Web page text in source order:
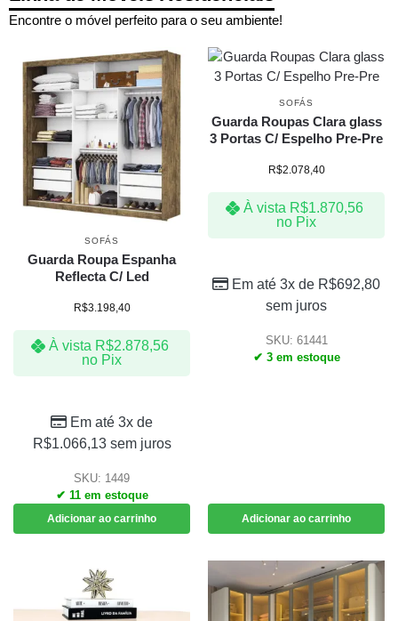
Encontre o móvel perfeito para o seu ambiente!
SOFÁS
Guarda Roupa Espanha
Reflecta C/ Led
R$3.198,40
À vista R$2.878,56
no Pix
Em até 3x de
R$1.066,13sem juros
SKU: 1449
✔ 11 em estoque
Adicionar ao carrinho
SOFÁS
Guarda Roupas Clara glass
3 Portas C/ Espelho Pre-Pre
R$2.078,40
À vista R$1.870,56
no Pix
Em até 3x de R$692,80
sem juros
SKU: 61441
✔ 3 em estoque
Adicionar ao carrinho